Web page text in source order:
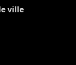
ville